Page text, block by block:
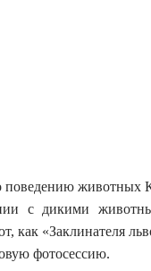
животных
с дикими
как «Заклинателя
фотосессию.